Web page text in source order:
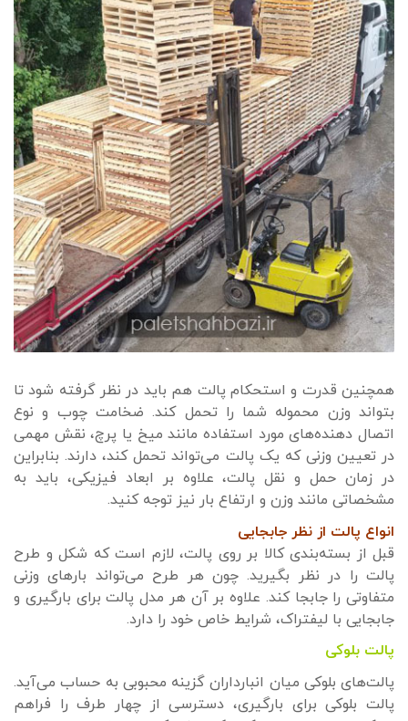
همچنین قدرت و استحکام پالت هم باید در نظر گرفته شود تا
بتواند وزن محموله شما را تحمل کند. ضخامت چوب و نوع
اتصال دهنده‌های مورد استفاده مانند میخ یا پرچ، نقش مهمی
در تعیین وزنی که یک پالت می‌تواند تحمل کند، دارند. بنابراین
در زمان حمل و نقل پالت، علاوه بر ابعاد فیزیکی، باید به
مشخصاتی مانند وزن و ارتفاع بار نیز توجه کنید.
انواع پالت از نظر جابجایی
قبل از بسته‌بندی کالا بر روی پالت، لازم است که شکل و طرح
پالت را در نظر بگیرید. چون هر طرح می‌تواند بارهای وزنی
متفاوتی را جابجا کند. علاوه بر آن هر مدل پالت برای بارگیری و
جابجایی با لیفتراک، شرایط خاص خود را دارد.
پالت بلوکی
پالت‌های بلوکی میان انبارداران گزینه محبوبی به حساب می‌آید.
پالت بلوکی برای بارگیری، دسترسی از چهار طرف را فراهم